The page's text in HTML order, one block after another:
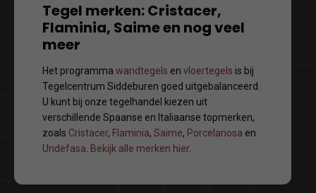
Tegel merken: Cristacer,
Flaminia, Saime en nog veel
meer
Het programma wandtegels en vloertegels is bij
Tegelcentrum Siddeburen goed uitgebalanceerd.
U kunt bij onze tegelhandel kiezen uit
verschillende Spaanse en Italiaanse topmerken,
zoals Cristacer, Flaminia, Saime, Porcelanosa en
Undefasa Bekijk alle merken hier.